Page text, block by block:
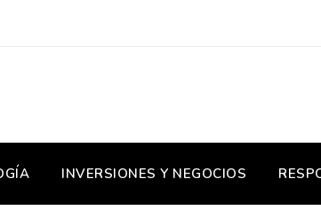
INVERSIONES Y NEGOCIOS